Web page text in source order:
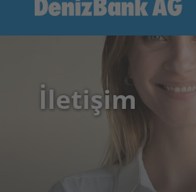
İletişim